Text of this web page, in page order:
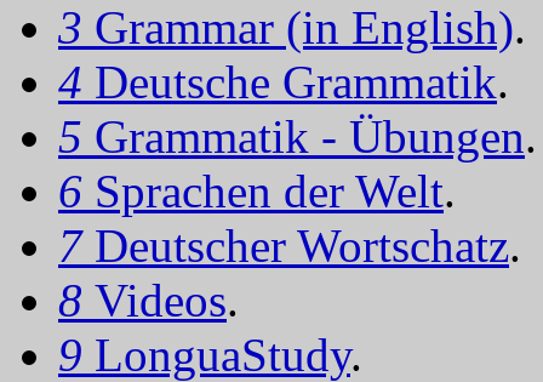
3 Grammar (in English).
4 Deutsche Grammatik.
5 Grammatik - Übungen.
6 Sprachen der Welt.
7 Deutscher Wortschatz.
8 Videos.
9 LonguaStudy.